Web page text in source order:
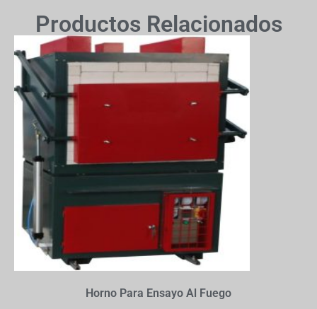
Productos Relacionados
Horno Para Ensayo Al Fuego